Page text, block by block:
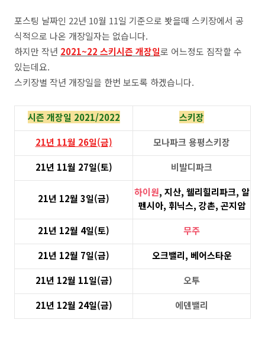
포스팅 날짜인 22년 10월 11일 기준으로 봣을때 스키장에서 공
식적으로 나온 개장일자는 없습니다.
하지만 작년 2021~22 스키시즌 개장일로 어느정도 짐작할 수
있는데요.
스키장별 작년 개장일을 한번 보도록 하겠습니다.
시즌 개장일 2021/2022
스키장
21년 11월 26일(금)
모나파크 용평스키장
21년 11월 27일(토) 비발디파크
21년 12월 3일(금)
하이원, 지산, 웰리힐리파크, 알
펜시아, 휘닉스, 강촌, 곤지암
21년 12월 4일(토)
무주
21년 12월 7일(금) 오크밸리, 베어스타운
21년 12월 11일(금)
오투
21년 12월 24일(금) 에덴밸리